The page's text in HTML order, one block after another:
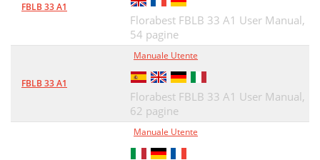
FBLB 33 A1
Florabest FBLB 33 A1 User Manual,
54 pagine
FBLB 33 A1
Manuale Utente
Florabest FBLB 33 A1 User Manual,
62 pagine
Manuale Utente